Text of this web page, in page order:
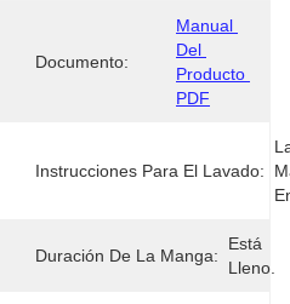
Documento:
Manual
Del
Producto
PDF
Instrucciones Para El Lavado:
Duración De La Manga:
Está
Lleno.